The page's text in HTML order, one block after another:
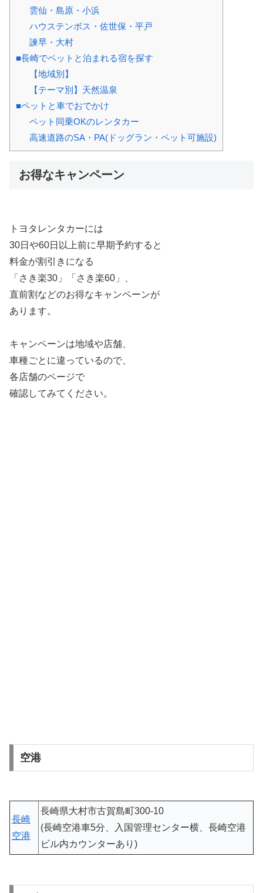
雲仙・島原・小浜
ハウステンボス・佐世保・平戸
諫早・大村
■長崎でペットと泊まれる宿を探す
【地域別】
【テーマ別】天然温泉
■ペットと車でおでかけ
ペット同乗OKのレンタカー
高速道路のSA・PA(ドッグラン・ペット可施設)
お得なキャンペーン
トヨタレンタカーには
30日や60日以上前に早期予約すると
料金が割引きになる
「さき楽30」「さき楽60」、
直前割などのお得なキャンペーンが
あります。
キャンペーンは地域や店舗、
車種ごとに違っているので、
各店舗のページで
確認してみてください。
空港
長崎
空港
長崎県大村市古賀島町300-10
(長崎空港車5分、入国管理センター横、長崎空港
ビル内カウンターあり)